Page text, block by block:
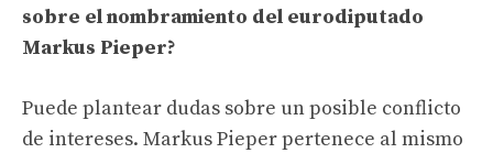
sobre el nombramiento del eurodiputado
Markus Pieper?
Puede plantear dudas sobre un posible conflicto
de intereses. Markus Pieper pertenece al mismo